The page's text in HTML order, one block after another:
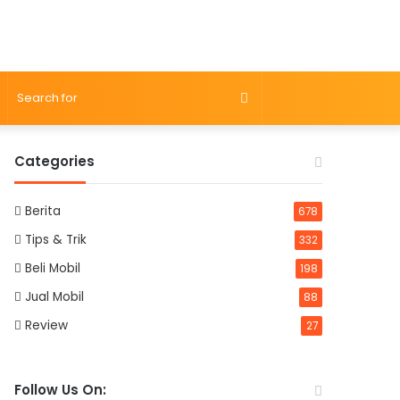
Search
Categories
Berita 678
Tips & Trik 332
Beli Mobil 198
Jual Mobil 88
Review 27
Follow Us On: